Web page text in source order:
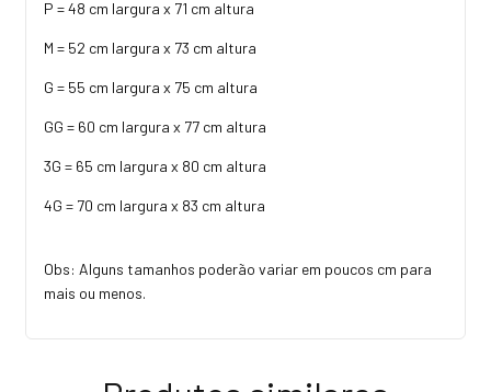
P = 48 cm largura x 71 cm altura
M = 52 cm largura x 73 cm altura
G = 55 cm largura x 75 cm altura
GG = 60 cm largura x 77 cm altura
3G = 65 cm largura x 80 cm altura
4G = 70 cm largura x 83 cm altura
Obs: Alguns tamanhos poderão variar em poucos cm para
mais ou menos.